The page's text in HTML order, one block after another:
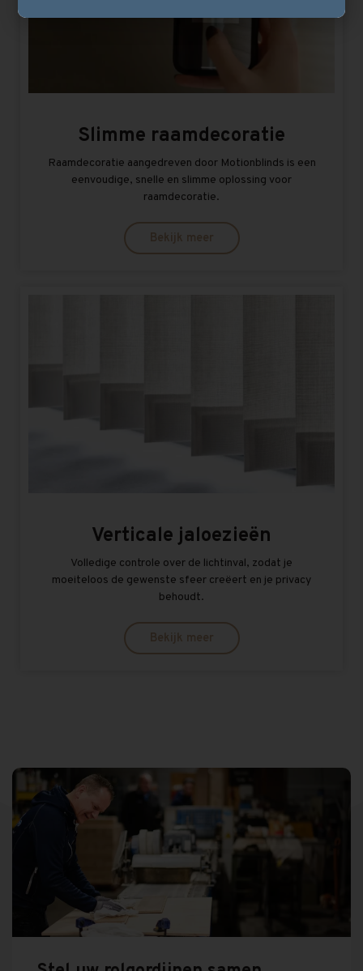
Slimme raamdecoratie
Raamdecoratie aangedreven door Motionblinds is een
eenvoudige, snelle en slimme oplossing voor
raamdecoratie.
Bekijk meer
Verticale jaloezieën
Volledige controle over de lichtinval, zodat je
moeiteloos de gewenste sfeer creëert en je privacy
behoudt.
Bekijk meer